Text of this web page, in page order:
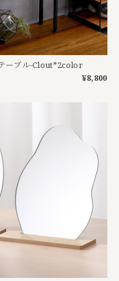
ーブル-Clout*2color
¥8,800